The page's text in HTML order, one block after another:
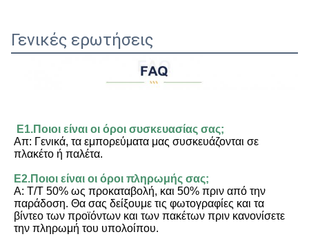
Γενικές ερωτήσεις
Ε1.Ποιοι είναι οι όροι συσκευασίας σας;
Απ: Γενικά, τα εμπορεύματα μας συσκευάζονται σε
πλακέτο ή παλέτα.
Ε2.Ποιοι είναι οι όροι πληρωμής σας;
Α: T/T 50% ως προκαταβολή, και 50% πριν από την
παράδοση. Θα σας δείξουμε τις φωτογραφίες και τα
βίντεο των προϊόντων και των πακέτων πριν κανονίσετε
την πληρωμή του υπολοίπου.